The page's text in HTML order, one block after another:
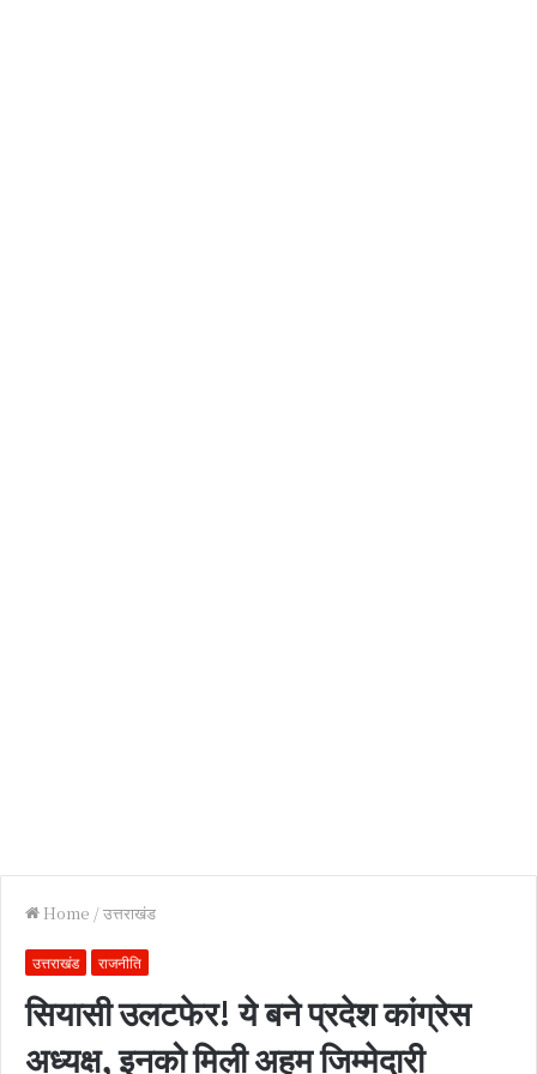
Home /उत्तराखंड
उत्तराखंड राजनीति
सियासी उलटफेर! ये बने प्रदेश कांग्रेस
अध्यक्ष, इनको मिली अहम जिम्मेदारी